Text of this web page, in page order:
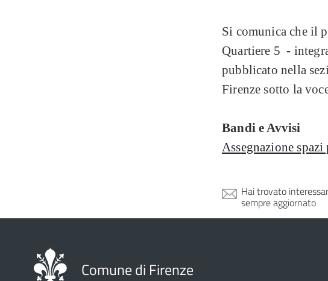
Si comunica che il
Quartiere 5 -
pubblicato nella
Firenze sotto la
Bandi e Avvisi
Assegnazione
Hai trovato
sempre aggiornato
Comune di Firenze